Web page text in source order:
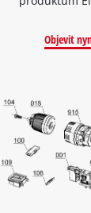
K načtení
This content is
to trackers that
Objevit